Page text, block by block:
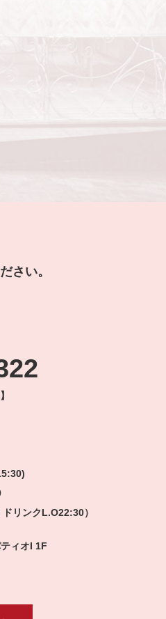
さい。
リンクL.O22:30）
ィオI 1F